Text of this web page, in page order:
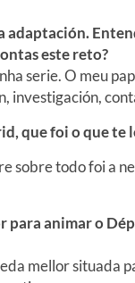
adaptación.
este reto?
serie. O meu
investigación,
que foi o que te
sobre todo foi a
para animar o
mellor situada